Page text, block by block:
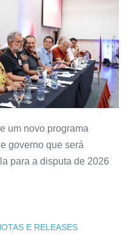
um novo programa
governo que será
para a disputa de 2026
E RELEASES